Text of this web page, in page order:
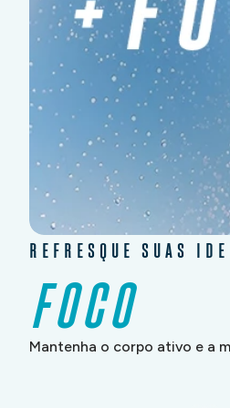
REFRESQUE SUAS
FOCO
Mantenha o corpo ativo e a